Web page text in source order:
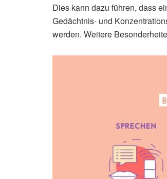
Dies kann dazu führen, dass
Gedächtnis- und
werden. Weitere